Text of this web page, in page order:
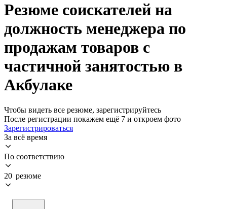
Резюме соискателей на
должность менеджера по
продажам товаров с
частичной занятостью в
Акбулаке
Чтобы видеть все резюме, зарегистрируйтесь
После регистрации покажем ещё 7 и откроем фото
Зарегистрироваться
За всё время
По соответствию
20 резюме